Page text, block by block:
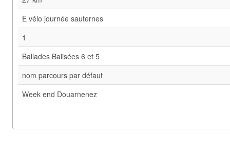
E vélo journée sauternes
1
Ballades Balisées 6 et 5
nom parcours par défaut
Week end Douarnenez